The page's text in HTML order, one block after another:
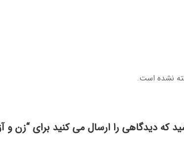
نشده است.
که دیدگاهی را ارسال می کنید برای “زن و